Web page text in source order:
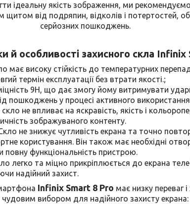
ідеальну якість зображення, ми
щитом від подряпин, відколів і потертостей,
серйозних пошкоджень.
й особливості захисного скла Infinix
має високу стійкість до температурних
термін експлуатації без втрати якості.;
9Н, що дає змогу йому витримувати
пошкоджень у процесі активного
не впливає на яскравість, якість і
зображуваного контенту.
не знижує чутливість екрана та точно
користування. Він також має необхідні
повну функціональність пристрою.
легко та міцно прикріплюється до екрана
надійний захист.
Infinix Smart 8 Pro має низку переваг
чудовим вибором для надійного захисту екрана: